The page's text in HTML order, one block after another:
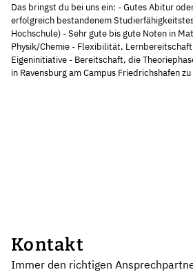
Das bringst du bei uns ein: - Gutes Abitur
erfolgreich bestandenem
Hochschule) - Sehr gute bis gute Noten in
Physik/Chemie - Flexibilität,
Eigeninitiative - Bereitschaft, die
in Ravensburg am Campus Friedrichshafen
Kontakt
Immer den richtigen